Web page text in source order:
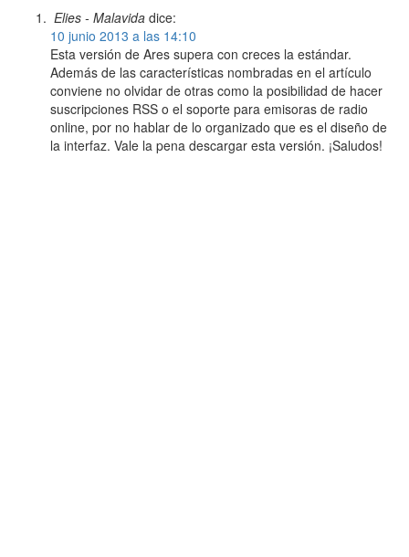
Elies - Malavida dice:
10 junio 2013 a las 14:10
Esta versión de Ares supera con creces la estándar.
Además de las características nombradas en el artículo
conviene no olvidar de otras como la posibilidad de hacer
suscripciones RSS o el soporte para emisoras de radio
online, por no hablar de lo organizado que es el diseño de
la interfaz. Vale la pena descargar esta versión. ¡Saludos!